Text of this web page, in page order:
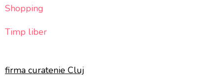
Shopping
Timp liber
firma curatenie Cluj